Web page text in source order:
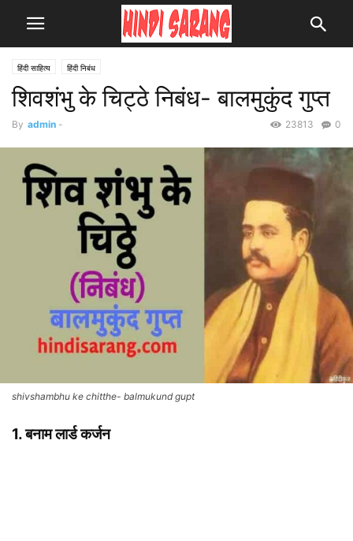
हिंदी साहित्य हिंदी निबंध
शिवशंभु के चिट्ठे निबंध- बालमुकुंद गुप्त
By admin - 0
23813
shivshambhu ke chitthe- balmukund gupt
1. बनाम लार्ड कर्जन